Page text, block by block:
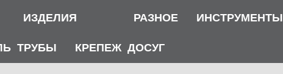
ИЗДЕЛИЯ
ТРУБЫ КРЕПЕЖ
РАЗНОЕ
ДОСУГ
ИНСТРУМЕНТЫ